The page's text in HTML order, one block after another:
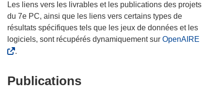
Les liens vers les livrables et les publications des projets
du 7e PC, ainsi que les liens vers certains types de
résultats spécifiques tels que les jeux de données et les
logiciels, sont récupérés dynamiquement sur OpenAIRE
.
Publications